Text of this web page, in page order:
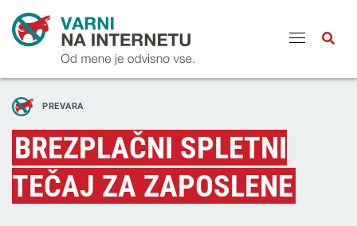
PREVARA
BREZPLAČNI SPLETNI
TEČAJ ZA ZAPOSLENE